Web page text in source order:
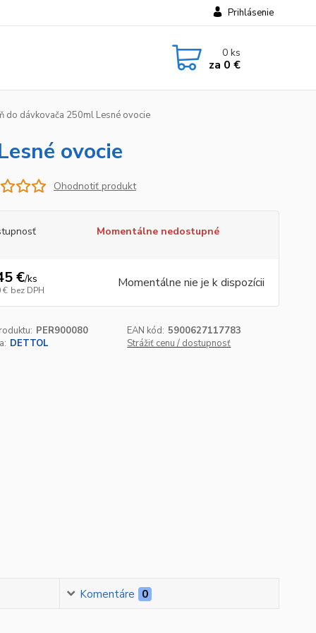
Prihlásenie
0ks
za 0 €
do dávkovača 250ml Lesné ovocie
ovocie
Ohodnotiť produkt
Momentálne nedostupné
€/ks
€ bez DPH Momentálne nie je k dispozícii
PER900080 EAN kód: 5900627117783
DETTOL Strážiť cenu / dostupnosť
Komentáre 0